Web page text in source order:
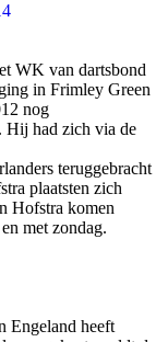
WK van dartsbond
in Frimley Green
nog
Hij had zich via de
teruggebracht
plaatsten zich
Hofstra komen
met zondag.
Engeland heeft